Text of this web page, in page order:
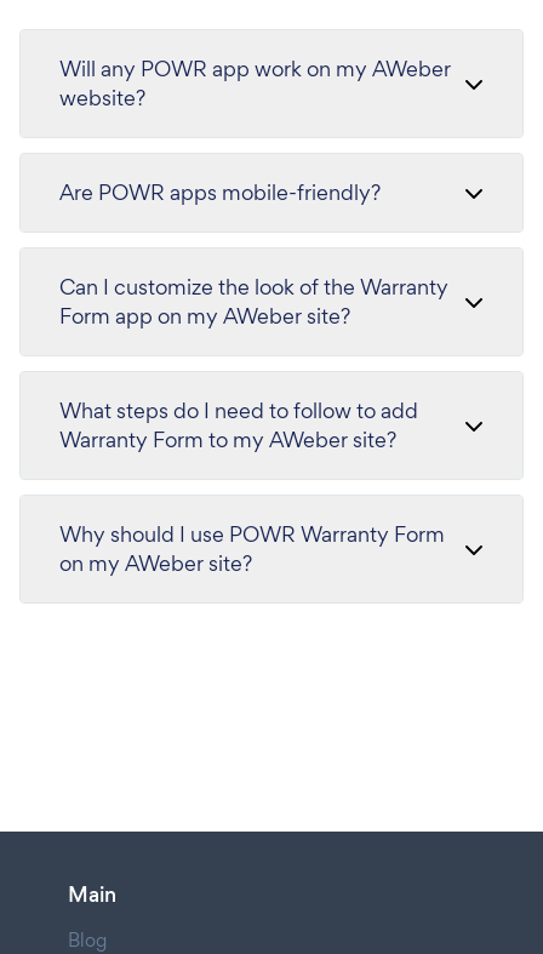
Will any POWR app work on my AWeber
website?
Are POWR apps mobile-friendly?
Can I customize the look of the Warranty
Form app on my AWeber site?
What steps do I need to follow to add
Warranty Form to my AWeber site?
Why should I use POWR Warranty Form
on my AWeber site?
Main
Blog